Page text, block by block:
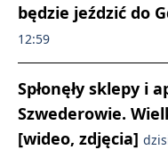
będzie jeździć do
12:59
Spłonęły sklepy i
Szwederowie.
[wideo, zdjęcia]